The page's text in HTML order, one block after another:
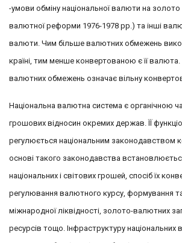
-умови обміну національної валюти на
валютної реформи 1976-1978 рр.) та інші
валюти. Чим більше валютних обмежень
країні, тим менше конвертованою є її валюта.
валютних обмежень означає вільну
Національна валютна система є органічною
грошових відносин окремих держав. ЇЇ
регулюється національним законодавством
основі такого законодавства
національних і світових грошей, спосіб їх
регулювання валютного курсу, формування
міжнародної ліквідності, золото-валютних
ресурсів тощо. Інфраструктуру національних